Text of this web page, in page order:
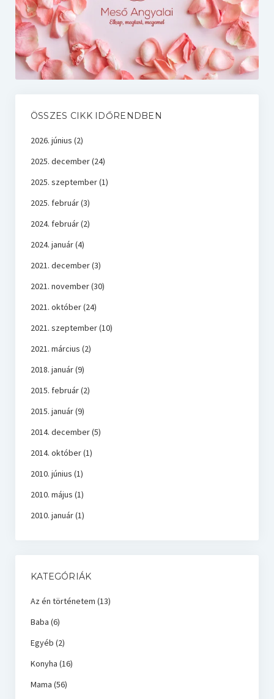
ÖSSZES CIKK IDŐRENDBEN
2026. június (2)
2025. december(24)
2025. szeptember(1)
2025. február(3)
2024. február(2)
2024. január(4)
2021. december(3)
2021. november(30)
2021. október(24)
2021. szeptember(10)
2021. március (2)
2018. január(9)
2015. február(2)
2015. január(9)
2014. december(5)
2014. október(1)
2010. június (1)
2010. május (1)
2010. január(1)
KATEGÓRIÁK
Az én történetem (13)
Baba (6)
Egyéb (2)
Konyha (16)
Mama (56)